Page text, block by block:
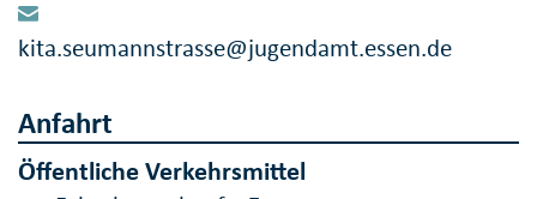
kita.seumannstrasse@jugendamt.essen.de
Anfahrt
Öffentliche Verkehrsmittel